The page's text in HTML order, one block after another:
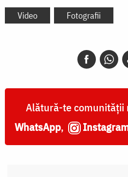
Video Fotografii
Alătură-te comunității
WhatsApp,